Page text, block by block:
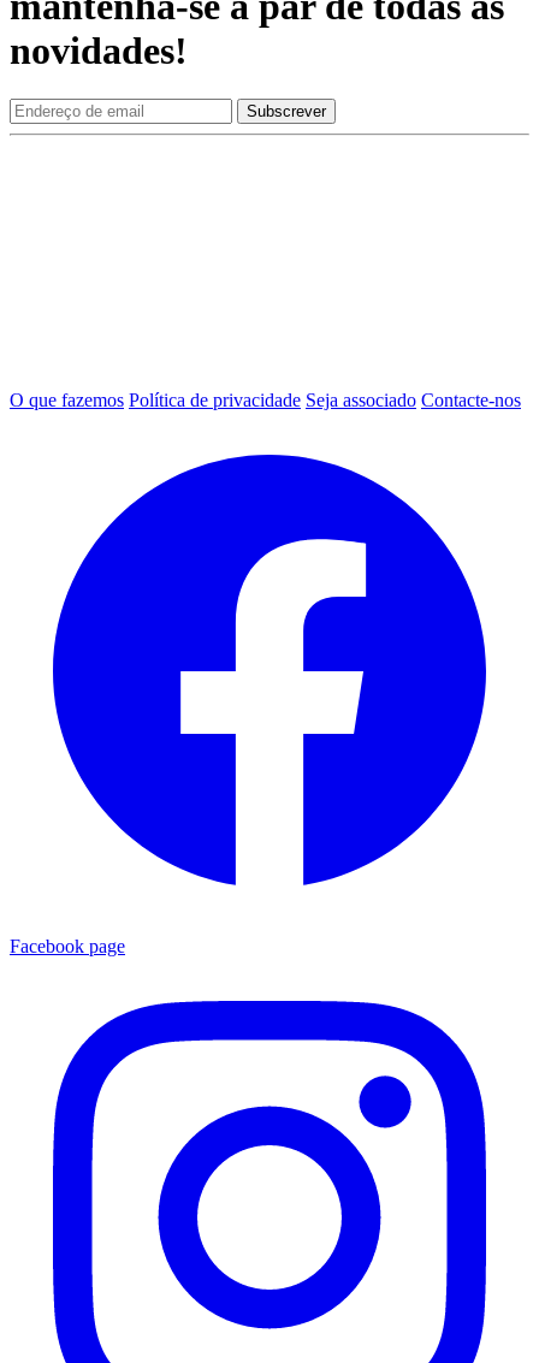
novidades!
O que fazemos Política de privacidade Seja associado Contacte-nos
Facebook page